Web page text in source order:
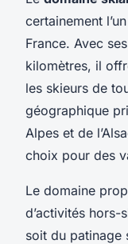
certainement
France. Avec
kilomètres, il
les skieurs de
géographique
Alpes et de
choix pour des
Le domaine
d’activités hors-
soit du patinage